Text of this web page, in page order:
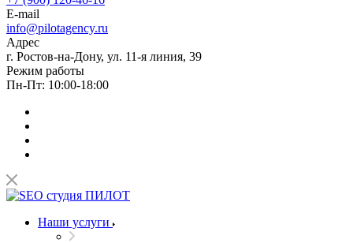
E-mail
info@pilotagency.ru
Адрес
г. Ростов-на-Дону, ул. 11-я линия, 39
Режим работы
Пн-Пт: 10:00-18:00
Наши услуги